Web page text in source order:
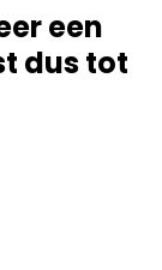
een
dus tot